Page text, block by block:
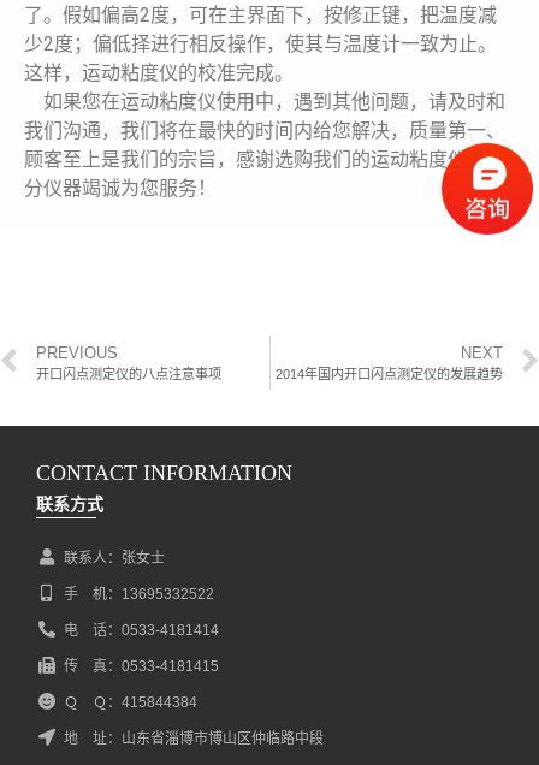
了。假如偏高2度，可在主界面下，按修正键，把温度减
少2度；偏低择进行相反操作，使其与温度计一致为止。
这样，运动粘度仪的校准完成。
如果您在运动粘度仪使用中，遇到其他问题，请及时和
我们沟通，我们将在最快的时间内给您解决，质量第一、
顾客至上是我们的宗旨，感谢选购我们的运动粘度仪，海
分仪器竭诚为您服务！
PREVIOUS
开口闪点测定仪的八点注意事项
NEXT
2014年国内开口闪点测定仪的发展趋势
CONTACT INFORMATION
联系方式
联系人：张女士
手 机：13695332522
电 话：0533-4181414
传 真：0533-4181415
Ｑ Ｑ：415844384
地 址：山东省淄博市博山区仲临路中段